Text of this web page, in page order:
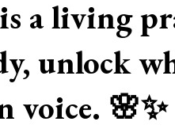
a living
unlock
voice.